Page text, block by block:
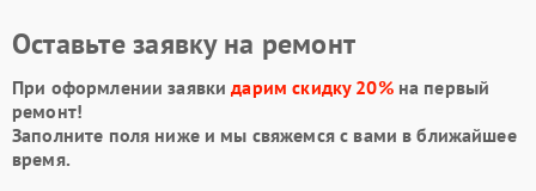
Оставьте заявку на ремонт
При оформлении заявкидарим скидку 20%на первый
ремонт!
Заполните поля ниже и мы свяжемся с вами в ближайшее
время.